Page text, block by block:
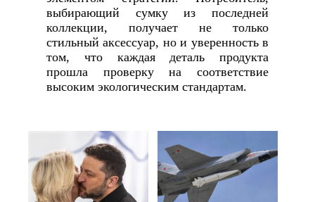
выбирающий сумку из последней
коллекции, получает не только
стильный аксессуар, но и уверенность в
том, что каждая деталь продукта
прошла проверку на соответствие
высоким экологическим стандартам.